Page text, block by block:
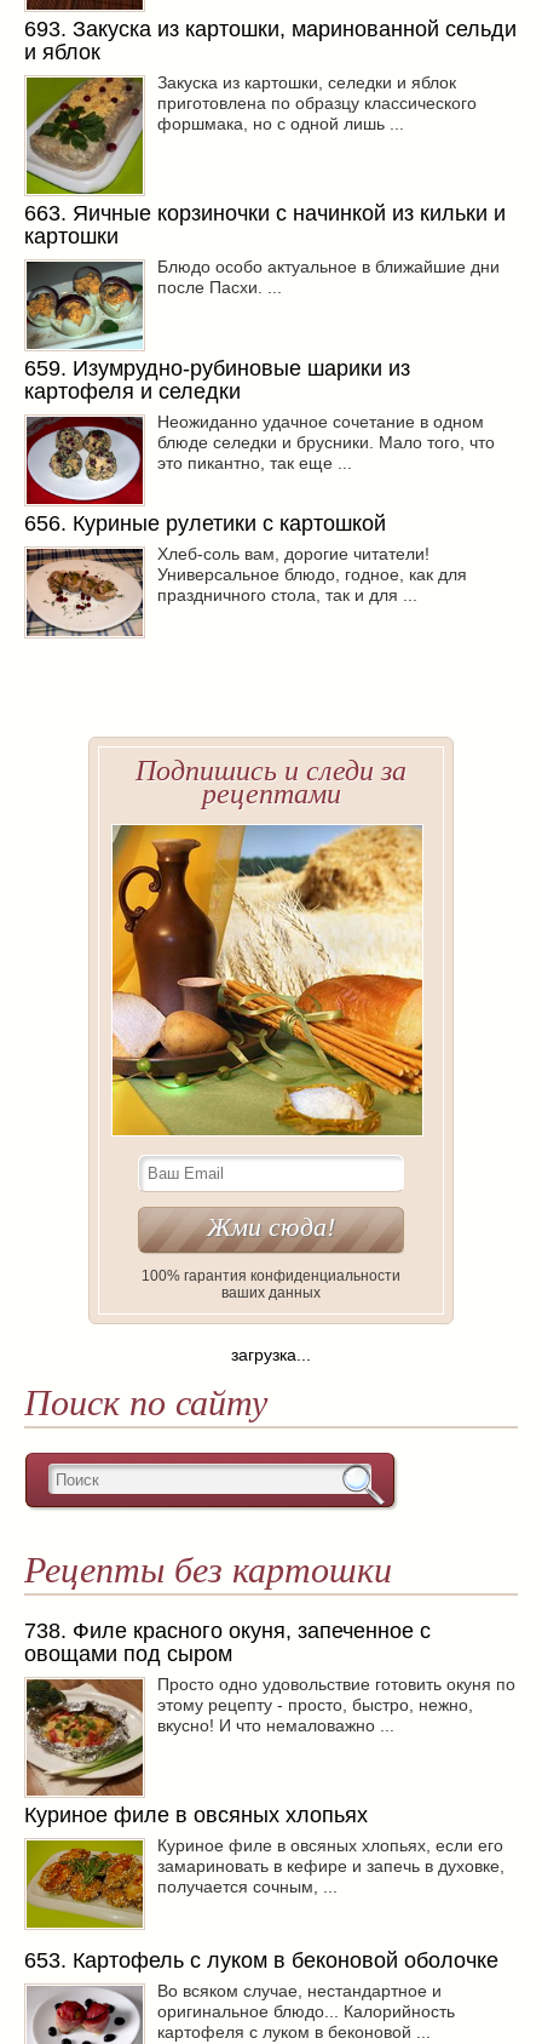
693. Закуска из картошки, маринованной сельди
и яблок
Закуска из картошки, селедки и яблок
приготовлена по образцу классического
форшмака, но с одной лишь ...
663. Яичные корзиночки с начинкой из кильки и
картошки
Блюдо особо актуальное в ближайшие дни
после Пасхи. ...
659. Изумрудно-рубиновые шарики из
картофеля и селедки
Неожиданно удачное сочетание в одном
блюде селедки и брусники. Мало того, что
это пикантно, так еще ...
656. Куриные рулетики с картошкой
Хлеб-соль вам, дорогие читатели!
Универсальное блюдо, годное, как для
праздничного стола, так и для ...
Подпишись и следи за
рецептами
100% гарантия конфиденциальности
ваших данных
загрузка...
Поиск по сайту
Рецепты без картошки
738. Филе красного окуня, запеченное с
овощами под сыром
Просто одно удовольствие готовить окуня по
этому рецепту - просто, быстро, нежно,
вкусно! И что немаловажно ...
Куриное филе в овсяных хлопьях
Куриное филе в овсяных хлопьях, если его
замариновать в кефире и запечь в духовке,
получается сочным, ...
653. Картофель с луком в беконовой оболочке
Во всяком случае, нестандартное и
оригинальное блюдо... Калорийность
картофеля с луком в беконовой ...